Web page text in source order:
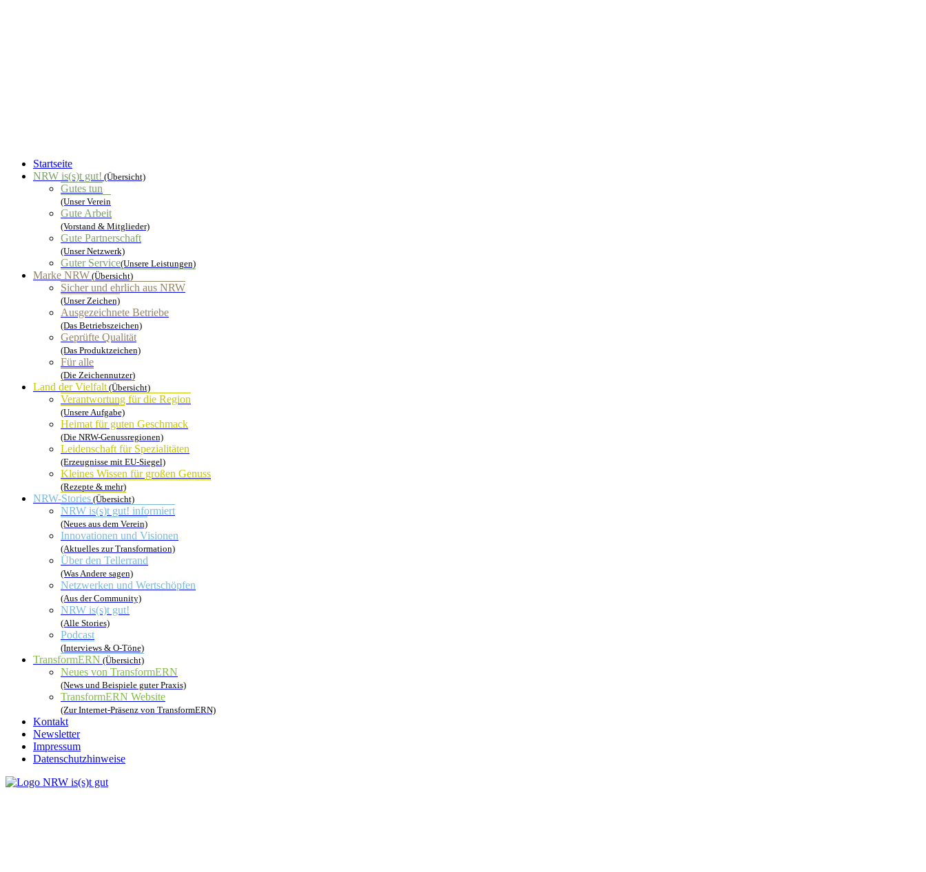
Startseite
NRW is(s)t gut! (Übersicht)
Gutes tun
(Unser Verein
Gute Arbeit
(Vorstand & Mitglieder)
Gute Partnerschaft
(Unser Netzwerk)
Guter Service(Unsere Leistungen)
Marke NRW (Übersicht)
Sicher und ehrlich aus NRW
(Unser Zeichen)
Ausgezeichnete Betriebe
(Das Betriebszeichen)
Geprüfte Qualität
(Das Produktzeichen)
Für alle
(Die Zeichennutzer)
Land der Vielfalt(Übersicht)
Verantwortung für die Region
(Unsere Aufgabe)
Heimat für guten Geschmack
(Die NRW-Genussregionen)
Leidenschaft für Spezialitäten
(Erzeugnisse mit EU-Siegel)
Kleines Wissen für großen Genuss
(Rezepte & mehr)
NRW-Stories (Übersicht)
NRW is(s)t gut! informiert
(Neues aus dem Verein)
Innovationen und Visionen
(Aktuelles zur Transformation)
Über den Tellerrand
(Was Andere sagen)
Netzwerken und Wertschöpfen
(Aus der Community)
NRW is(s)t gut!
(Alle Stories)
Podcast
(Interviews & O-Töne)
TransformERN (Übersicht)
Neues von TransformERN
(News und Beispiele guter Praxis)
TransformERN Website
(Zur Internet-Präsenz von TransformERN)
Kontakt
Newsletter
Impressum
Datenschutzhinweise